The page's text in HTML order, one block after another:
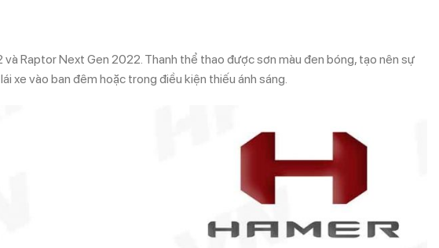
Raptor Next Gen 2022. Thanh thể thao được sơn màu đen bóng, tạo nên sự
xe vào ban đêm hoặc trong điều kiện thiếu ánh sáng.